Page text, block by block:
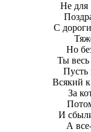
Не для
С
Но
Ты
Пусть
Всякий к
За
И
А